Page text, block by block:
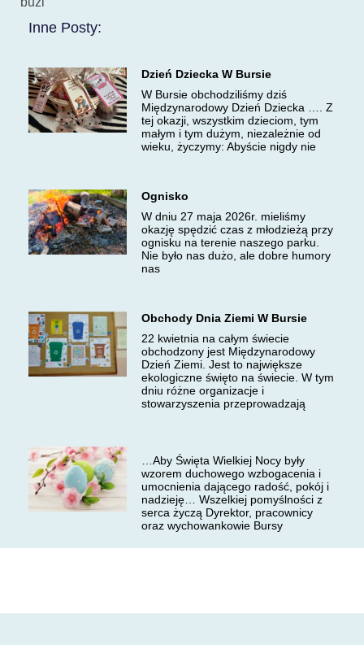
Inne Posty:
Dzień Dziecka W Bursie
W Bursie obchodziliśmy dziś
Międzynarodowy Dzień Dziecka …. Z
tej okazji, wszystkim dzieciom, tym
małym i tym dużym, niezależnie od
wieku, życzymy: Abyście nigdy nie
Ognisko
W dniu 27 maja 2026r. mieliśmy
okazję spędzić czas z młodzieżą przy
ognisku na terenie naszego parku.
Nie było nas dużo, ale dobre humory
nas
Obchody Dnia Ziemi W Bursie
22 kwietnia na całym świecie
obchodzony jest Międzynarodowy
Dzień Ziemi. Jest to największe
ekologiczne święto na świecie. W tym
dniu różne organizacje i
stowarzyszenia przeprowadzają
…Aby Święta Wielkiej Nocy były
wzorem duchowego wzbogacenia i
umocnienia dającego radość, pokój i
nadzieję… Wszelkiej pomyślności z
serca życzą Dyrektor, pracownicy
oraz wychowankowie Bursy